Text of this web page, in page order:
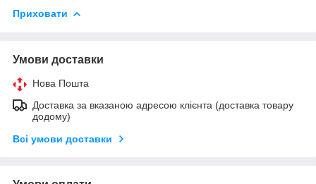
Приховати
Умови доставки
Нова Пошта
Доставка за вказаною адресою клієнта (доставка товару
додому)
Всі умови доставки